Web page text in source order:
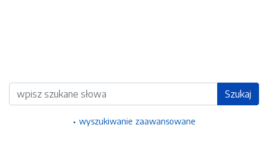
Wyszukiwarka Szukaj
wyszukiwanie zaawansowane